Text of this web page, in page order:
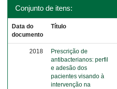
Conjunto de itens:
Data do
documento
Título
2018
Prescrição de
antibacterianos: perfil
e adesão dos
pacientes visando à
intervenção na